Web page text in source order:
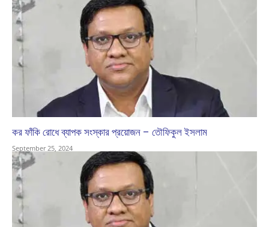
কর ফাঁকি রোধে ব্যাপক সংস্কার প্রয়োজন – তৌফিকুল ইসলাম
September 25, 2024